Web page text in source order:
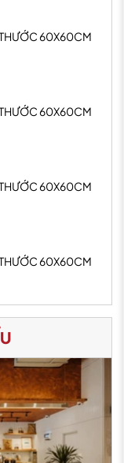
60X60CM
60X60CM
60X60CM
60X60CM